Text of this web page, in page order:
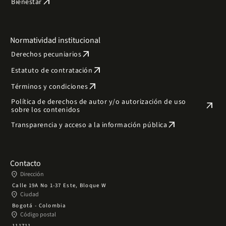
Bienestar
Normatividad institucional
Derechos pecuniariosarrow_outward
Estatuto de contratación arrow_outward
Términos y condicionesarrow_outward
Política de derechos de autor y/o autorización de uso
sobre los contenidos
arrow_outward
Transparencia y acceso a la información pública arrow_outward
Contacto
place Dirección
Calle 19A No 1-37 Este, Bloque W
place Ciudad
Bogotá - Colombia
place Código postal